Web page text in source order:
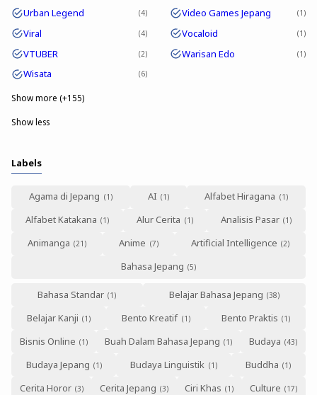
Urban Legend 4 Video Games Jepang 1
Viral 4 Vocaloid 1
VTUBER 2 Warisan Edo 1
Wisata 6
Show more (+155)
Show less
Labels
Agama di Jepang AI
Alfabet Hiragana
Alfabet Katakana
Alur Cerita
Analisis Pasar
Animanga
Anime
Artificial Intelligence
Bahasa Jepang
Bahasa Standar
Belajar Bahasa Jepang
Belajar Kanji
Bento Kreatif
Bento Praktis
Bisnis Online
Buah Dalam Bahasa Jepang
Budaya
Budaya Jepang
Budaya Linguistik
Buddha
Cerita Horor
Cerita Jepang Ciri Khas
Culture